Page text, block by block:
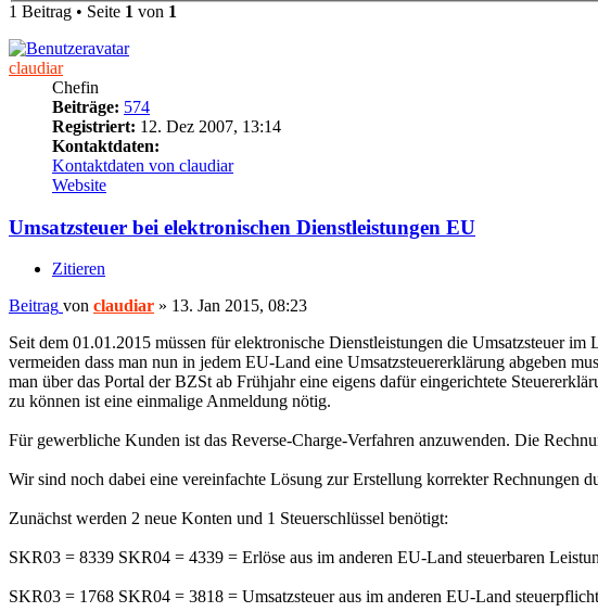
1 Beitrag • Seite 1 von 1
claudiar
Chefin
Beiträge: 574
Registriert: 12. Dez 2007, 13:14
Kontaktdaten:
Kontaktdaten von claudiar
Website
Umsatzsteuer bei elektronischen Dienstleistungen EU
Zitieren
Beitrag von claudiar » 13. Jan 2015, 08:23
Seit dem 01.01.2015 müssen für elektronische Dienstleistungen die Umsatzsteuer
vermeiden dass man nun in jedem EU-Land eine Umsatzsteuererklärung abgeben
man über das Portal der BZSt ab Frühjahr eine eigens dafür eingerichtete
zu können ist eine einmalige Anmeldung nötig.
Für gewerbliche Kunden ist das Reverse-Charge-Verfahren anzuwenden. Die
Wir sind noch dabei eine vereinfachte Lösung zur Erstellung korrekter Rechnungen
Zunächst werden 2 neue Konten und 1 Steuerschlüssel benötigt:
SKR03 = 8339 SKR04 = 4339 = Erlöse aus im anderen EU-Land steuerbaren
SKR03 = 1768 SKR04 = 3818 = Umsatzsteuer aus im anderen EU-Land